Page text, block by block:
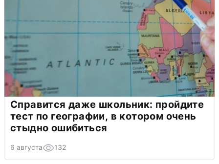
Справится даже школьник: пройдите
тест по географии, в котором очень
стыдно ошибиться
6 августа 132